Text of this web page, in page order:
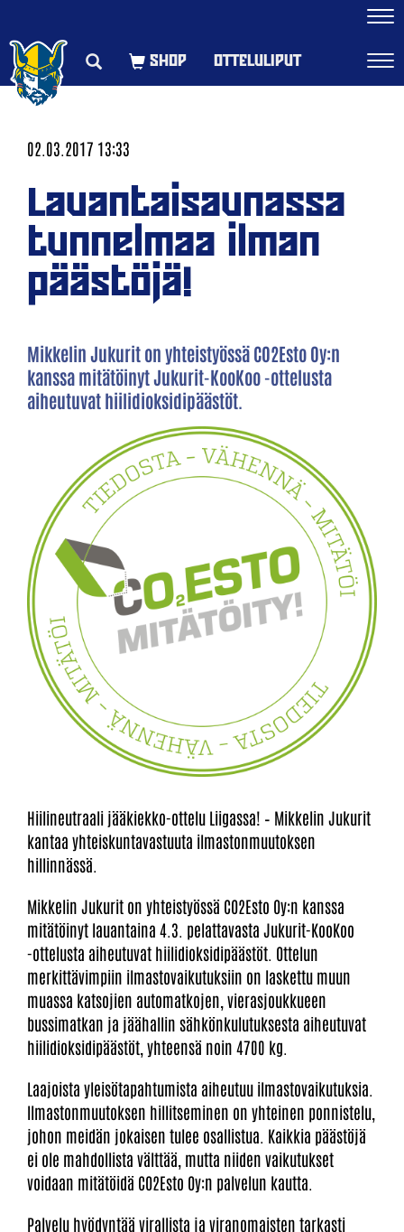
OTTELULIPUT
02.03.2017 13:33
Lauantaisaunassa
tunnelmaa ilman
päästöjä!
Mikkelin Jukurit on yhteistyössä CO2Esto Oy:n
kanssa mitätöinyt Jukurit-KooKoo -ottelusta
aiheutuvat hiilidioksidipäästöt.
Hiilineutraali jääkiekko-ottelu Liigassa! – Mikkelin Jukurit
kantaa yhteiskuntavastuuta ilmastonmuutoksen
hillinnässä.
Mikkelin Jukurit on yhteistyössä CO2Esto Oy:n kanssa
mitätöinyt lauantaina 4.3. pelattavasta Jukurit-KooKoo
-ottelusta aiheutuvat hiilidioksidipäästöt. Ottelun
merkittävimpiin ilmastovaikutuksiin on laskettu muun
muassa katsojien automatkojen, vierasjoukkueen
bussimatkan ja jäähallin sähkönkulutuksesta aiheutuvat
hiilidioksidipäästöt, yhteensä noin 4700 kg.
Laajoista yleisötapahtumista aiheutuu ilmastovaikutuksia.
Ilmastonmuutoksen hillitseminen on yhteinen ponnistelu,
johon meidän jokaisen tulee osallistua. Kaikkia päästöjä
ei ole mahdollista välttää, mutta niiden vaikutukset
voidaan mitätöidä CO2Esto Oy:n palvelun kautta.
Palvelu hyödyntää virallista ja viranomaisten tarkasti